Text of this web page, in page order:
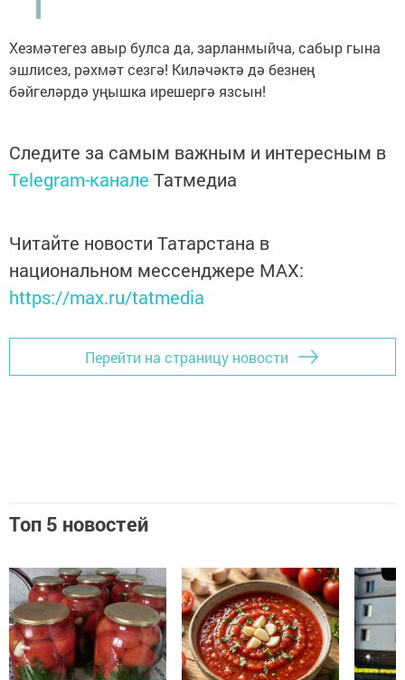
Хезмәтегез авыр булса да, зарланмыйча, сабыр гына
эшлисез, рәхмәт сезгә! Киләчәктә дә безнең
бәйгеләрдә уңышка ирешергә язсын!
Следите за самым важным и интересным в
Telegram-канале Татмедиа
Читайте новости Татарстана в
национальном мессенджере MАХ:
https://max.ru/tatmedia
Перейти на страницу новости
Топ 5 новостей